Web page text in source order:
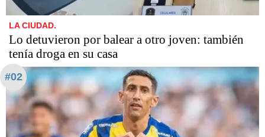
LA CIUDAD.
Lo detuvieron por balear a otro joven: también
tenía droga en su casa
#02